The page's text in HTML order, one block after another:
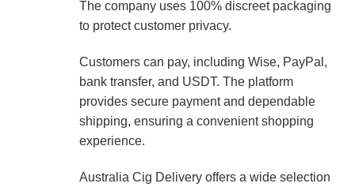
The company uses 100% discreet packaging
to protect customer privacy.
Customers can pay, including Wise, PayPal,
bank transfer, and USDT. The platform
provides secure payment and dependable
shipping, ensuring a convenient shopping
experience.
Australia Cig Delivery offers a wide selection